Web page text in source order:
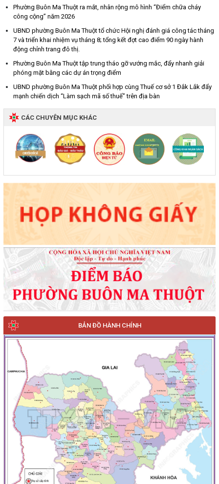
BẢN ĐỒ HÀNH CHÍNH
Phường Buôn Ma Thuột ra mắt, nhân rộng mô hình “Điểm chữa cháy
công cộng” năm 2026
UBND phường Buôn Ma Thuột tổ chức Hội nghị đánh giá công tác tháng
7 và triển khai nhiệm vụ tháng 8; tổng kết đợt cao điểm 90 ngày hành
động chỉnh trang đô thị.
Phường Buôn Ma Thuột tập trung tháo gỡ vướng mắc, đẩy nhanh giải
phóng mặt bằng các dự án trọng điểm
UBND phường Buôn Ma Thuột phối hợp cùng Thuế cơ sở 1 Đắk Lắk đẩy
mạnh chiến dịch “Làm sạch mã số thuế” trên địa bàn
CÁC CHUYÊN MỤC KHÁC